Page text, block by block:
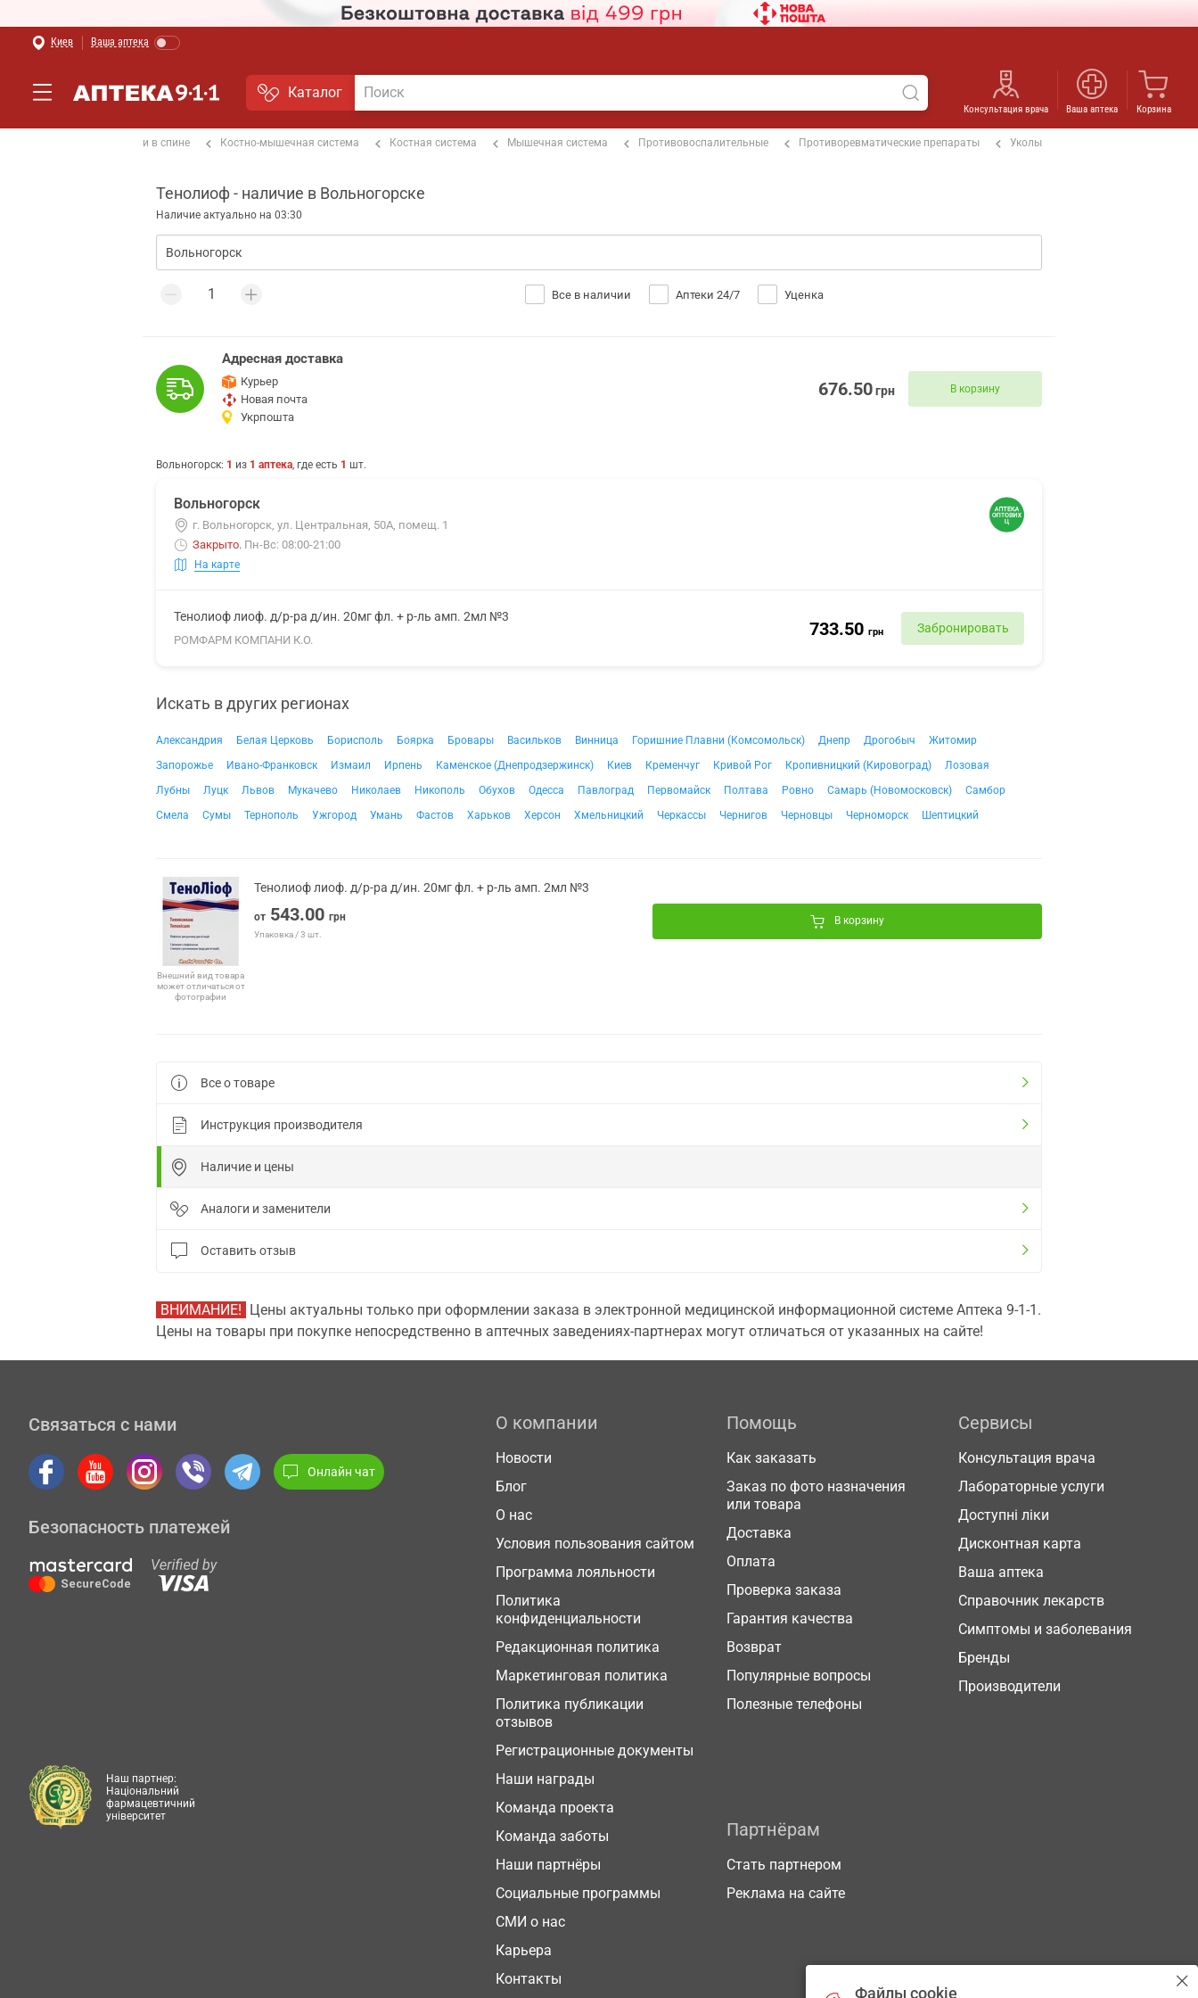
Киев Ваша аптека
Каталог
Консультация врача Ваша аптека Корзина
От боли в спине Костно-мышечная система Костная система Мышечная система Противовоспалительные Противоревматические препараты Уколы
Тенолиоф - наличие в Вольногорске
Наличие актуально на 03:30
Все в наличии Аптеки 24/7 Уценка
Адресная доставка
Курьер
Новая почта
Укрпошта
676.50грн В корзину
Вольногорск: 1 из 1 аптека, где есть 1 шт.
Вольногорск
г. Вольногорск, ул. Центральная, 50А, помещ. 1
Закрыто. Пн-Вс: 08:00-21:00
На карте
Тенолиоф лиоф. д/р-ра д/ин. 20мг фл. + р-ль амп. 2мл №3
РОМФАРМ КОМПАНИ К.О.
733.50 грн Забронировать
Искать в других регионах
Александрия Белая Церковь Борисполь Боярка Бровары Васильков Винница Горишние Плавни (Комсомольск) Днепр Дрогобыч
Житомир
Запорожье
Ивано-Франковск Измаил Ирпень Каменское (Днепродзержинск) Киев Кременчуг Кривой Рог Кропивницкий (Кировоград)
Лозовая
Лубны
Луцк Львов Мукачево Николаев Никополь Обухов Одесса Павлоград Первомайск Полтава Ровно Самарь (Новомосковск)
Самбор
Смела
Сумы Тернополь Ужгород Умань Фастов Харьков Херсон Хмельницкий Черкассы Чернигов Черновцы Черноморск Шептицкий
Внешний вид товара
может отличаться от
фотографии
Тенолиоф лиоф. д/р-ра д/ин. 20мг фл. + р-ль амп. 2мл №3
от 543.00 грн
Упаковка / 3 шт.
В корзину
Все о товаре
Инструкция производителя
Наличие и цены
Аналоги и заменители
Оставить отзыв
ВНИМАНИЕ! Цены актуальны только при оформлении заказа в электронной медицинской информационной системе Аптека 9-1-1.
Цены на товары при покупке непосредственно в аптечных заведениях-партнерах могут отличаться от указанных на сайте!
Связаться с нами
Онлайн чат
Безопасность платежей
О компании
Новости
Блог
О нас
Условия пользования сайтом
Программа лояльности
Политика
конфиденциальности
Редакционная политика
Маркетинговая политика
Политика публикации
отзывов
Регистрационные документы
Наши награды
Команда проекта
Команда заботы
Наши партнёры
Социальные программы
СМИ о нас
Карьера
Контакты
Помощь
Как заказать
Заказ по фото назначения
или товара
Доставка
Оплата
Проверка заказа
Гарантия качества
Возврат
Популярные вопросы
Полезные телефоны
Сервисы
Консультация врача
Лабораторные услуги
Доступні ліки
Дисконтная карта
Ваша аптека
Справочник лекарств
Симптомы и заболевания
Бренды
Производители
Партнёрам
Стать партнером
Реклама на сайте
Наш партнер:
Національний
фармацевтичний
університет
Файлы cookie